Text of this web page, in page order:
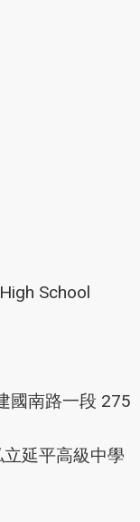
School
國南路一段 275
延平高級中學